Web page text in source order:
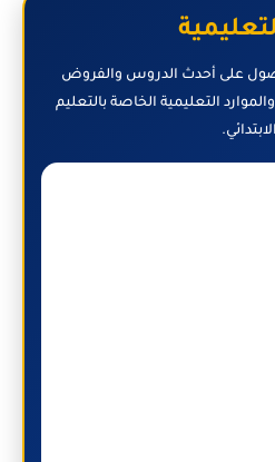
على أحدث الدروس والفروض
التعليمية الخاصة بالتعليم
الابتدائي.